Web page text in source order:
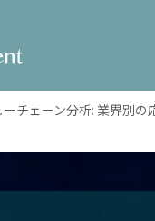
ーチェーン分析: 業界別の